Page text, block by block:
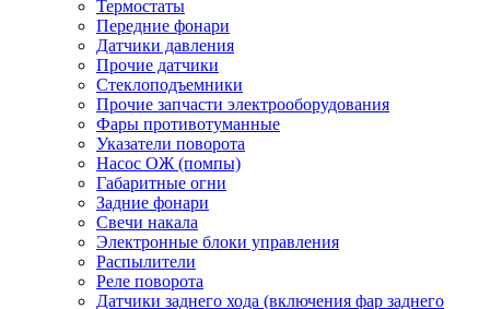
Термостаты
Передние фонари
Датчики давления
Прочие датчики
Стеклоподъемники
Прочие запчасти электрооборудования
Фары противотуманные
Указатели поворота
Насос ОЖ (помпы)
Габаритные огни
Задние фонари
Свечи накала
Электронные блоки управления
Распылители
Реле поворота
Датчики заднего хода (включения фар заднего